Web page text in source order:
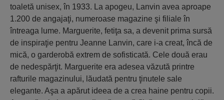
toaletă unisex, în 1933. La apogeu, Lanvin avea aproape
1.200 de angajaţi, numeroase magazine şi filiale în
întreaga lume. Marguerite, fetiţa sa, a devenit prima sursă
de inspiraţie pentru Jeanne Lanvin, care i-a creat, încă de
mică, o garderobă extrem de sofisticată. Cele două erau
de nedespărţit. Marguerite era adesea văzută printre
rafturile magazinului, lăudată pentru ţinutele sale
elegante. Aşa a apărut ideea de a crea haine pentru copii.